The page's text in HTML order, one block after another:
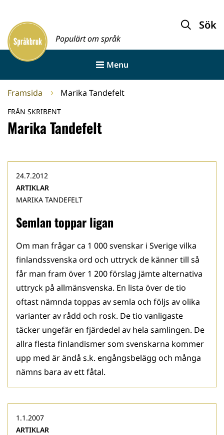
innehållet
Framsida
Populärt om språk
Sök
Menu
Framsida Marika Tandefelt
FRÅN SKRIBENT
Marika Tandefelt
Semlan toppar ligan
24.7.2012
ARTIKLAR
MARIKA TANDEFELT
Om man frågar ca 1 000 svenskar i Sverige vilka
finlandssvenska ord och uttryck de känner till så
får man fram över 1 200 förslag jämte alternativa
uttryck på allmänsvenska. En lista över de tio
oftast nämnda toppas av semla och följs av olika
varianter av rådd och rosk. De tio vanligaste
täcker ungefär en fjärdedel av hela samlingen. De
allra flesta finlandismer som svenskarna kommer
upp med är ändå s.k. engångsbelägg och många
nämns bara av ett fåtal.
1.1.2007
ARTIKLAR